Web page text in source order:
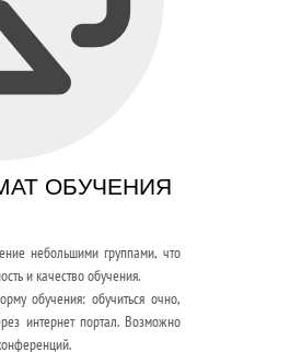
ОБУЧЕНИЯ
небольшими группами, что
и качество обучения.
обучения: обучиться очно,
интернет портал. Возможно